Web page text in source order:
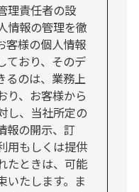
理責任者の設
情報の管理を徹
客様の個人情報
ており、そのデ
るのは、業務上
り、お客様から
し、当社所定の
報の開示、訂
用もしくは提供
たときは、可能
いたします。ま